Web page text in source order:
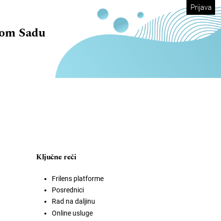
Prijava
Sadu
Ključne reči
Frilens platforme
Posrednici
Rad na daljinu
Online usluge